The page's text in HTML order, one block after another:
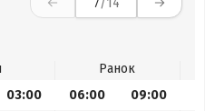
Ранок
03:00 06:00 09:00